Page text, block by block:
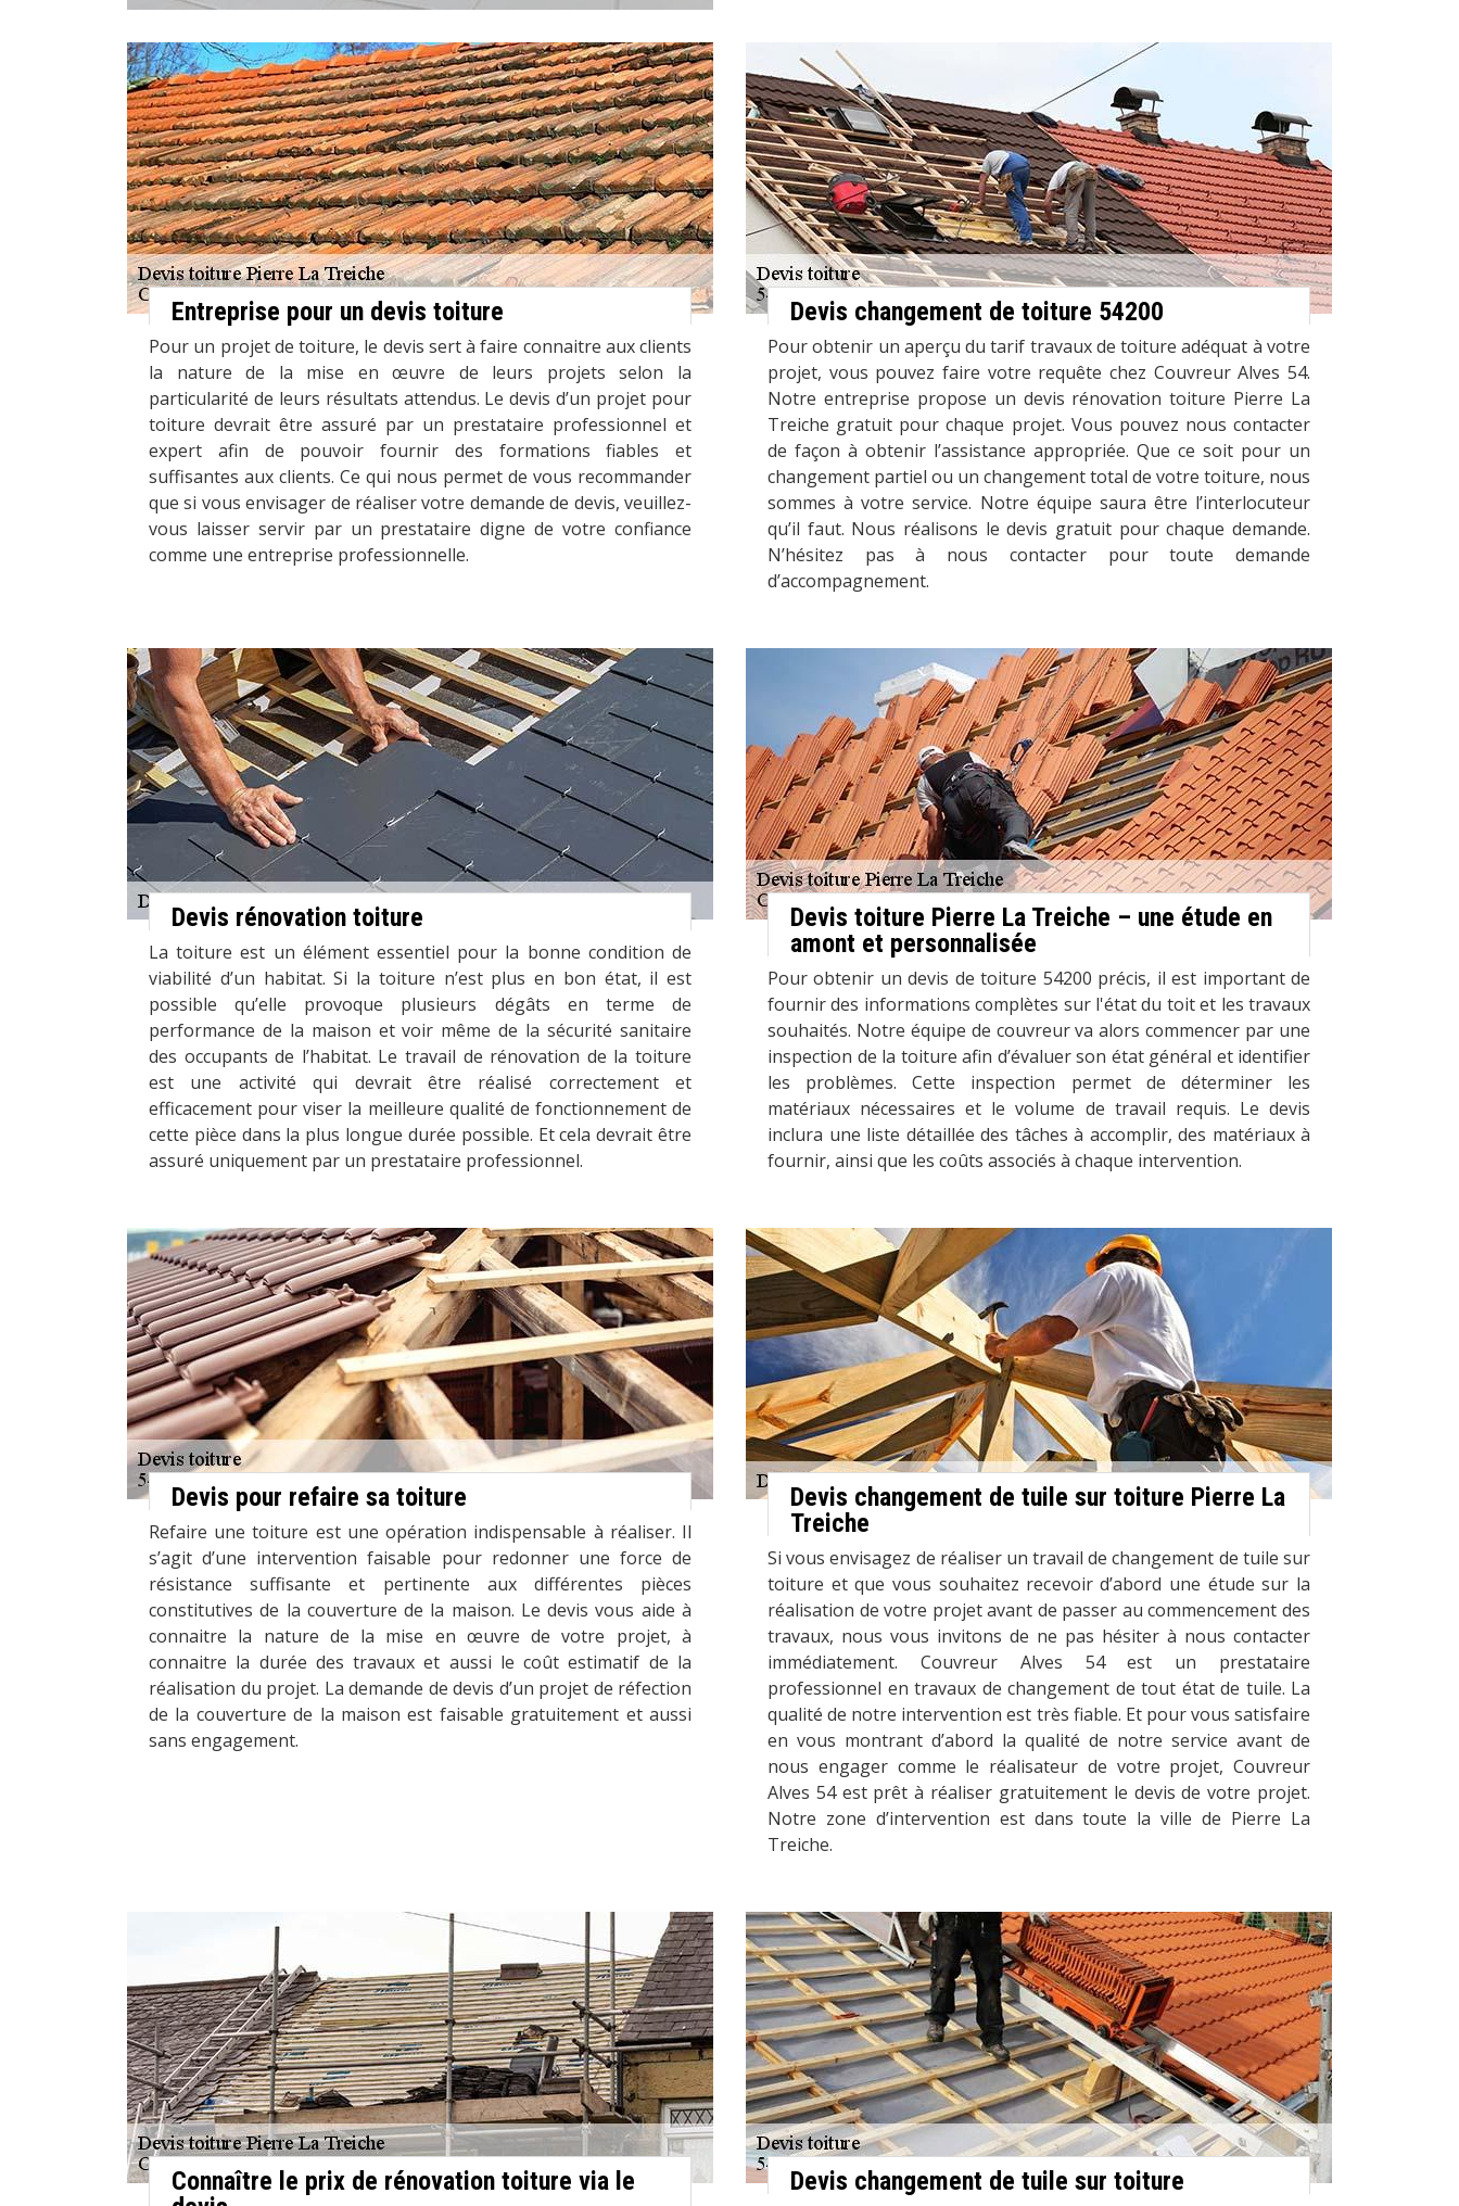
Entreprise pour un devis toiture
Pour un projet de toiture, le devis sert à faire connaitre aux clients
la nature de la mise en œuvre de leurs projets selon la
particularité de leurs résultats attendus. Le devis d’un projet pour
toiture devrait être assuré par un prestataire professionnel et
expert afin de pouvoir fournir des formations fiables et
suffisantes aux clients. Ce qui nous permet de vous recommander
que si vous envisager de réaliser votre demande de devis, veuillez-
vous laisser servir par un prestataire digne de votre confiance
comme une entreprise professionnelle.
Devis changement de toiture 54200
Pour obtenir un aperçu du tarif travaux de toiture adéquat à votre
projet, vous pouvez faire votre requête chez Couvreur Alves 54.
Notre entreprise propose un devis rénovation toiture Pierre La
Treiche gratuit pour chaque projet. Vous pouvez nous contacter
de façon à obtenir l’assistance appropriée. Que ce soit pour un
changement partiel ou un changement total de votre toiture, nous
sommes à votre service. Notre équipe saura être l’interlocuteur
qu’il faut. Nous réalisons le devis gratuit pour chaque demande.
N’hésitez pas à nous contacter pour toute demande
d’accompagnement.
Devis rénovation toiture
La toiture est un élément essentiel pour la bonne condition de
viabilité d’un habitat. Si la toiture n’est plus en bon état, il est
possible qu’elle provoque plusieurs dégâts en terme de
performance de la maison et voir même de la sécurité sanitaire
des occupants de l’habitat. Le travail de rénovation de la toiture
est une activité qui devrait être réalisé correctement et
efficacement pour viser la meilleure qualité de fonctionnement de
cette pièce dans la plus longue durée possible. Et cela devrait être
assuré uniquement par un prestataire professionnel.
Devis toiture Pierre La Treiche – une étude en
amont et personnalisée
Pour obtenir un devis de toiture 54200 précis, il est important de
fournir des informations complètes sur l'état du toit et les travaux
souhaités. Notre équipe de couvreur va alors commencer par une
inspection de la toiture afin d’évaluer son état général et identifier
les problèmes. Cette inspection permet de déterminer les
matériaux nécessaires et le volume de travail requis. Le devis
inclura une liste détaillée des tâches à accomplir, des matériaux à
fournir, ainsi que les coûts associés à chaque intervention.
Devis pour refaire sa toiture
Refaire une toiture est une opération indispensable à réaliser. Il
s’agit d’une intervention faisable pour redonner une force de
résistance suffisante et pertinente aux différentes pièces
constitutives de la couverture de la maison. Le devis vous aide à
connaitre la nature de la mise en œuvre de votre projet, à
connaitre la durée des travaux et aussi le coût estimatif de la
réalisation du projet. La demande de devis d’un projet de réfection
de la couverture de la maison est faisable gratuitement et aussi
sans engagement.
Devis changement de tuile sur toiture Pierre La
Treiche
Si vous envisagez de réaliser un travail de changement de tuile sur
toiture et que vous souhaitez recevoir d’abord une étude sur la
réalisation de votre projet avant de passer au commencement des
travaux, nous vous invitons de ne pas hésiter à nous contacter
immédiatement. Couvreur Alves 54 est un prestataire
professionnel en travaux de changement de tout état de tuile. La
qualité de notre intervention est très fiable. Et pour vous satisfaire
en vous montrant d’abord la qualité de notre service avant de
nous engager comme le réalisateur de votre projet, Couvreur
Alves 54 est prêt à réaliser gratuitement le devis de votre projet.
Notre zone d’intervention est dans toute la ville de Pierre La
Treiche.
Connaître le prix de rénovation toiture via le
Devis changement de tuile sur toiture